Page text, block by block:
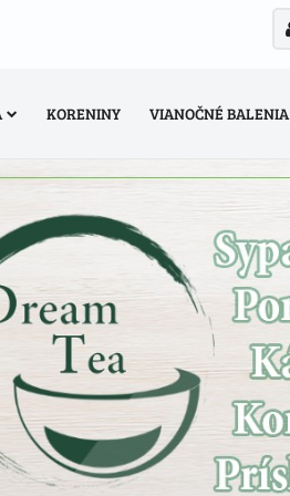
KORENINY VIANOČNÉ BALENIA